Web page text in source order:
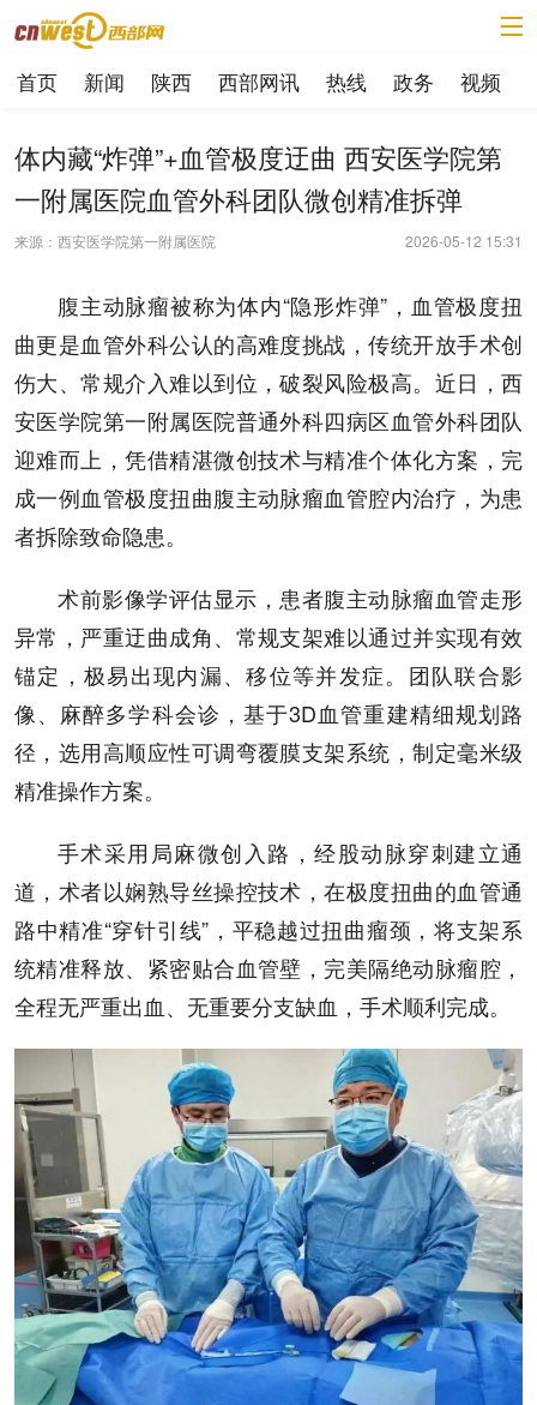
首页 新闻 陕西 西部网讯 热线 政务 视频
体内藏“炸弹”+血管极度迂曲 西安医学院第
一附属医院血管外科团队微创精准拆弹
来源：西安医学院第一附属医院 2026-05-12 15:31
腹主动脉瘤被称为体内“隐形炸弹”，血管极度扭
曲更是血管外科公认的高难度挑战，传统开放手术创
伤大、常规介入难以到位，破裂风险极高。近日，西
安医学院第一附属医院普通外科四病区血管外科团队
迎难而上，凭借精湛微创技术与精准个体化方案，完
成一例血管极度扭曲腹主动脉瘤血管腔内治疗，为患
者拆除致命隐患。
术前影像学评估显示，患者腹主动脉瘤血管走形
异常，严重迂曲成角、常规支架难以通过并实现有效
锚定，极易出现内漏、移位等并发症。团队联合影
像、麻醉多学科会诊，基于3D血管重建精细规划路
径，选用高顺应性可调弯覆膜支架系统，制定毫米级
精准操作方案。
手术采用局麻微创入路，经股动脉穿刺建立通
道，术者以娴熟导丝操控技术，在极度扭曲的血管通
路中精准“穿针引线”，平稳越过扭曲瘤颈，将支架系
统精准释放、紧密贴合血管壁，完美隔绝动脉瘤腔，
全程无严重出血、无重要分支缺血，手术顺利完成。